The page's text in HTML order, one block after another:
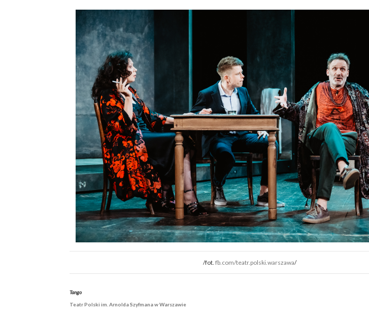
/fot. fb.com/teatr.polski.warszawa/
Tango
Teatr Polski im. Arnolda Szyfmana w Warszawie